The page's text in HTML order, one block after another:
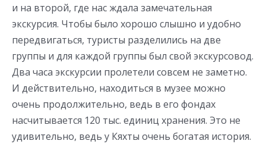
и на второй, где нас ждала замечательная
экскурсия. Чтобы было хорошо слышно и удобно
передвигаться, туристы разделились на две
группы и для каждой группы был свой экскурсовод.
Два часа экскурсии пролетели совсем не заметно.
И действительно, находиться в музее можно
очень продолжительно, ведь в его фондах
насчитывается 120 тыс. единиц хранения. Это не
удивительно, ведь у Кяхты очень богатая история.